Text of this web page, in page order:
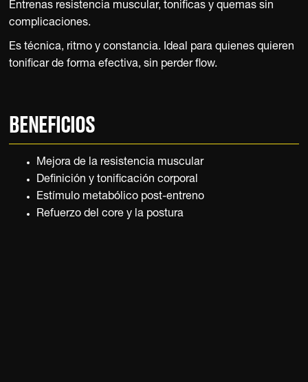
Entrenas resistencia muscular, tonificas y quemas sin
complicaciones.
Es técnica, ritmo y constancia. Ideal para quienes quieren
tonificar de forma efectiva, sin perder flow.
BEN EFI C OS
Mejora de la resistencia muscular
Definición y tonificación corporal
Estímulo metabólico post-entreno
Refuerzo del core y la postura